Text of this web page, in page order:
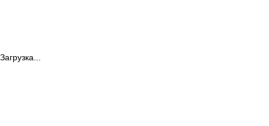
Загрузка...